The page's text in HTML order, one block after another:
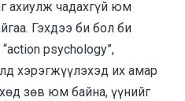
ахиулж чадахгүй юм
Гэхдээ би бол би
psychology”,
хэрэгжүүлэхэд их амар
зөв юм байна, үүнийг